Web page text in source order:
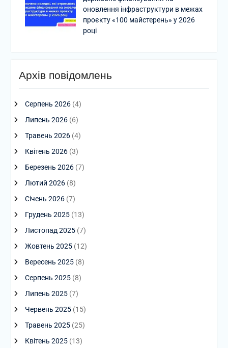
оновлення інфраструктури в межах
проєкту «100 майстерень» у 2026
році
Архів повідомлень
Серпень 2026(4)
Липень 2026(6)
Травень 2026(4)
Квітень 2026(3)
Березень 2026(7)
Лютий 2026(8)
Січень 2026(7)
Грудень 2025(13)
Листопад 2025(7)
Жовтень 2025(12)
Вересень 2025(8)
Серпень 2025(8)
Липень 2025(7)
Червень 2025(15)
Травень 2025(25)
Квітень 2025(13)